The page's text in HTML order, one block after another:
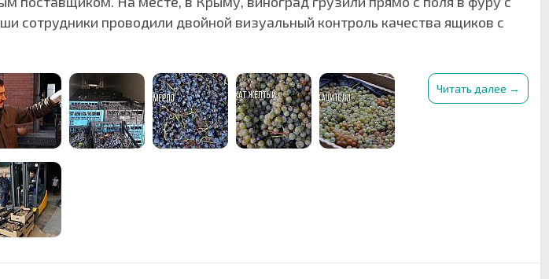
сотрудники проводили двойной визуальный контроль качества ящиков с
Читать далее →